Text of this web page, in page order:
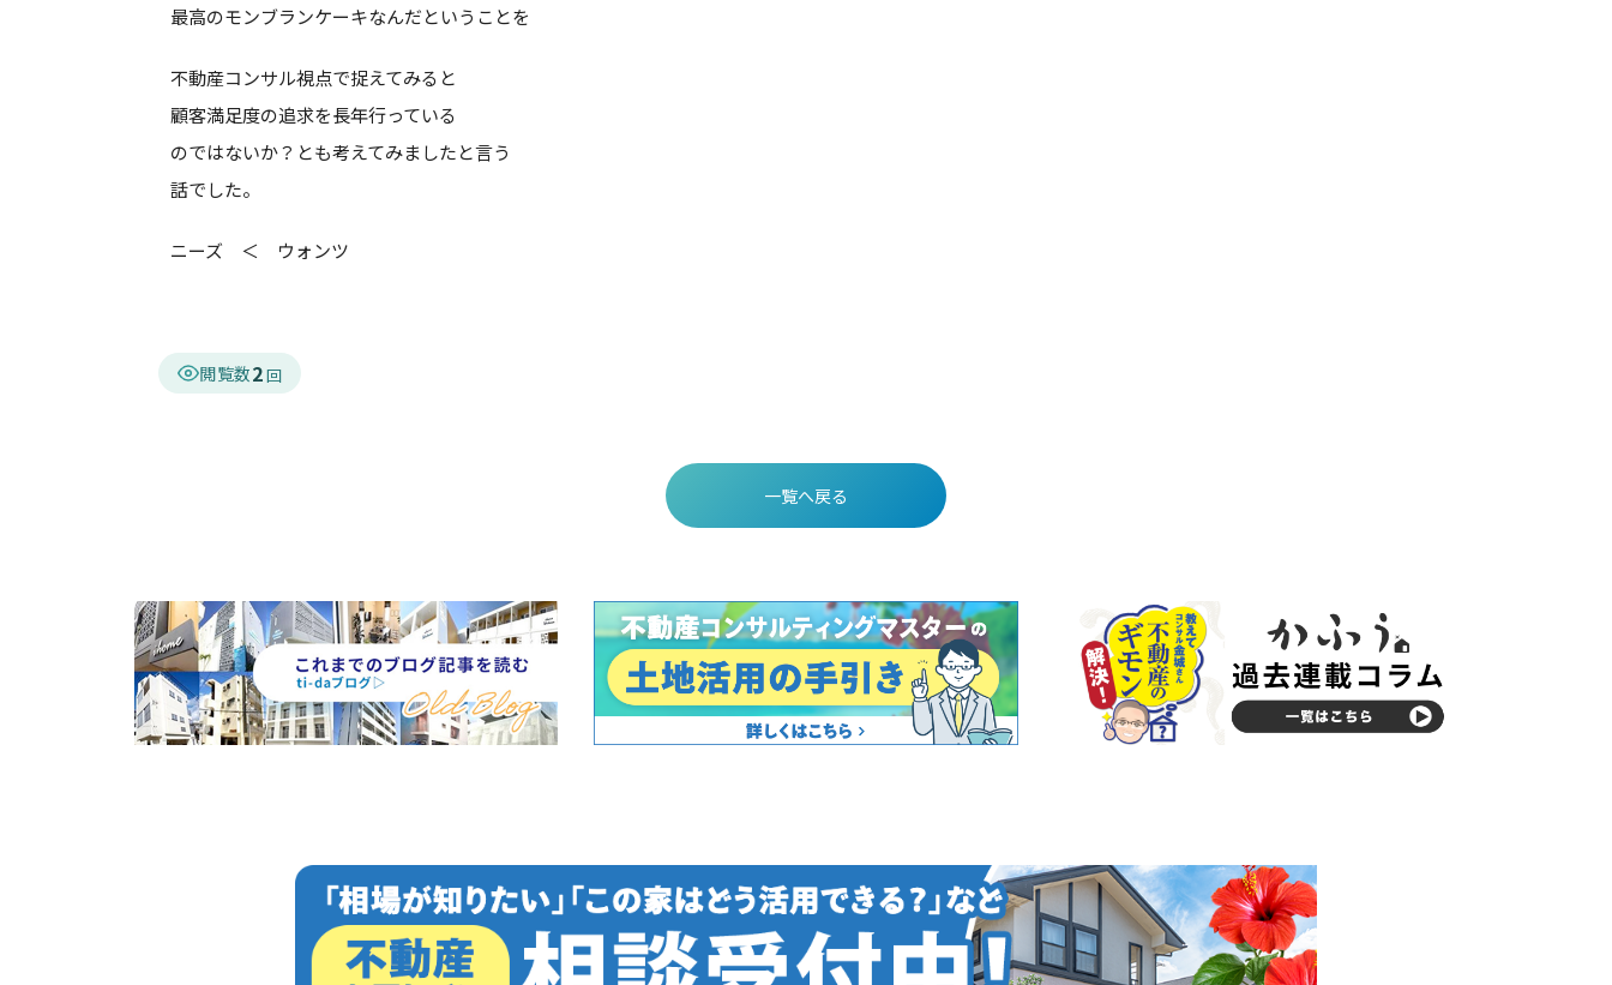
最高のモンブランケーキなんだということを
不動産コンサル視点で捉えてみると
顧客満足度の追求を長年行っている
のではないか？とも考えてみましたと言う
話でした。
ニーズ ＜ ウォンツ
閲覧数2
一覧へ戻る